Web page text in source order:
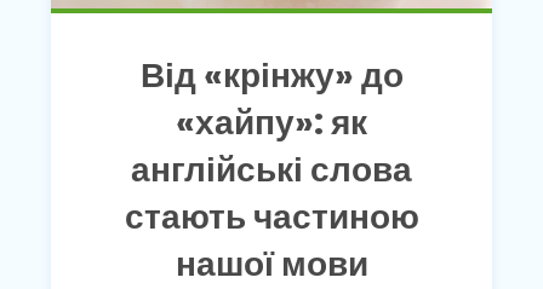
Від «крінжу» до
«хайпу»: як
англійські слова
стають частиною
нашої мови